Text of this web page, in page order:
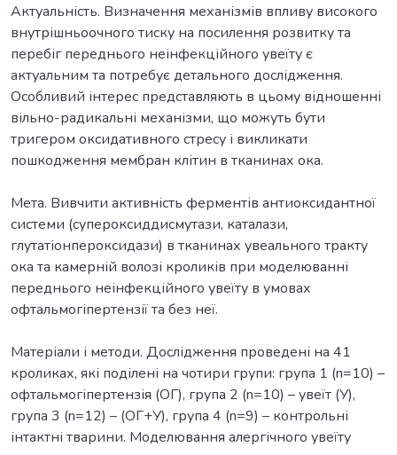
Актуальність. Визначення механізмів впливу високого
внутрішньоочного тиску на посилення розвитку та
перебіг переднього неінфекційного увеїту є
актуальним та потребує детального дослідження.
Особливий інтерес представляють в цьому відношенні
вільно-радикальні механізми, що можуть бути
тригером оксидативного стресу і викликати
пошкодження мембран клітин в тканинах ока.
Мета. Вивчити активність ферментів антиоксидантної
системи (супероксиддисмутази, каталази,
глутатіонпероксидази) в тканинах увеального тракту
ока та камерній волозі кроликів при моделюванні
переднього неінфекційного увеїту в умовах
офтальмогіпертензії та без неї.
Матеріали і методи. Дослідження проведені на 41
кроликах, які поділені на чотири групи: група 1 (n=10) –
офтальмогіпертензія (ОГ), група 2 (n=10) – увеїт (У),
група 3 (n=12) – (ОГ+У), група 4 (n=9) – контрольні
інтактні тварини. Моделювання алергічного увеїту